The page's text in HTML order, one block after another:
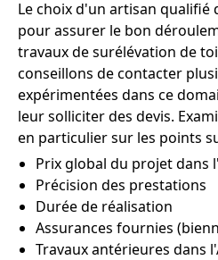
Le choix d'un artisan qualifié
pour assurer le bon
travaux de surélévation de
conseillons de contacter
expérimentées dans ce
leur solliciter des devis.
en particulier sur les points
Prix global du projet dans
Précision des prestations
Durée de réalisation
Assurances fournies
Travaux antérieures dans